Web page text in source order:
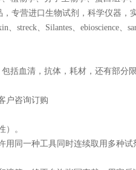
专营进口生物试剂，科学仪器
、streck、Silantes、ebioscience
括血清，抗体，耗材，还有部分
户咨询订购
）。
用同一种工具同时连续取用多种